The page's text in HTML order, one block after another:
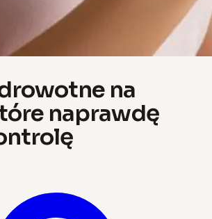
na
naprawdę